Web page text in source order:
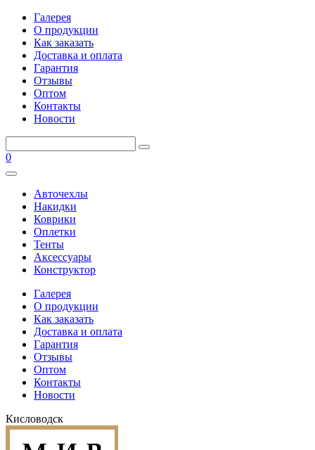
Галерея
О продукции
Как заказать
Доставка и оплата
Гарантия
Отзывы
Оптом
Контакты
Новости
0
Авточехлы
Накидки
Коврики
Оплетки
Тенты
Аксессуары
Конструктор
Галерея
О продукции
Как заказать
Доставка и оплата
Гарантия
Отзывы
Оптом
Контакты
Новости
Кисловодск